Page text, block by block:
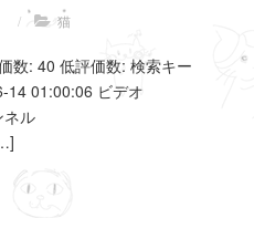
/ 猫
数: 40 低評価数: 検索キー
14 01:00:06 ビデオ
ネル